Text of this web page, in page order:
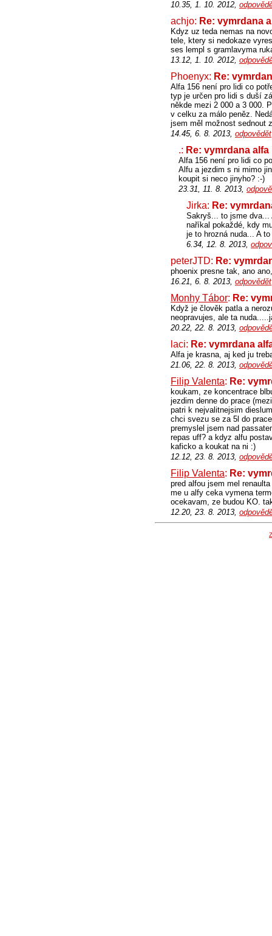
10.35, 1. 10. 2012,
achjo: Re: vymrdana
Kdyz uz teda nemas na
tele, ktery si nedokaze
ses lempl s gramlavyma
13.12, 1. 10. 2012,
Phoenyx: Re:
Alfa 156 není pro lidi co
typ je určen pro lidi s duší
někde mezi 2 000 a 3 000.
v celku za málo peněz.
jsem měl možnost sednout
14.45, 6. 8. 2013, odpovědět
.: Re: vymrdana alfa
Alfa 156 není pro lidi co
Alfu a jezdim s ni mimo
koupit si neco jinyho? :-)
23.31, 11. 8. 2013,
Jirka: Re:
Sakryš... to jsme dva...
naříkal pokaždé, kdy
je to hrozná nuda... A
6.34, 12. 8. 2013,
peterJTD: Re:
phoenix presne tak, ano
16.21, 6. 8. 2013, odpovědět
Monhy Tábor: Re:
Když je člověk patla a
neopravujes, ale ta
20.22, 22. 8. 2013,
laci: Re: vymrdana
Alfa je krasna, aj ked ju
21.06, 22. 8. 2013,
Filip Valenta: Re:
koukam, ze koncentrace
jezdim denne do prace
patri k nejvalitnejsim
chci svezu se za 5l do
premyslel jsem nad
repas uff? a kdyz alfu
kaficko a koukat na ni :)
12.12, 23. 8. 2013,
Filip Valenta: Re:
pred alfou jsem mel
me u alfy ceka vymena
ocekavam, ze budou KO.
12.20, 23. 8. 2013,